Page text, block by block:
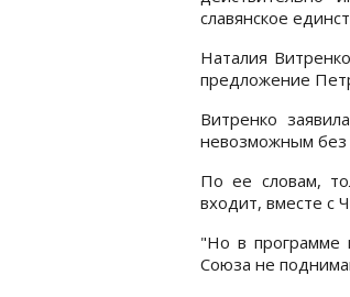
славянское
Наталия
предложение
Витренко
невозможным без
По ее словам,
входит, вместе с
"Но в программе
Союза не